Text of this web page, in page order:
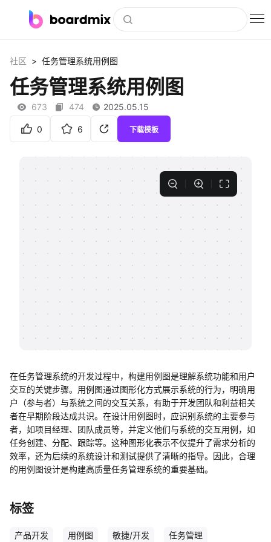
社区资源
下载
私有化部署
客户案例
支持
社区 > 任务管理系统用例图
任务管理系统用例图
673 474 2025.05.15
0 6 下载模板
在任务管理系统的开发过程中，构建用例图是理解系统功能和用户
交互的关键步骤。用例图通过图形化方式展示系统的行为，明确用
户（参与者）与系统之间的交互关系，有助于开发团队和利益相关
者在早期阶段达成共识。在设计用例图时，应识别系统的主要参与
者，如项目经理、团队成员等，并定义他们与系统的交互用例，如
任务创建、分配、跟踪等。这种图形化表示不仅提升了需求分析的
效率，还为后续的系统设计和测试提供了清晰的指导。因此，合理
的用例图设计是构建高质量任务管理系统的重要基础。
标签
产品开发 用例图 敏捷/开发 任务管理